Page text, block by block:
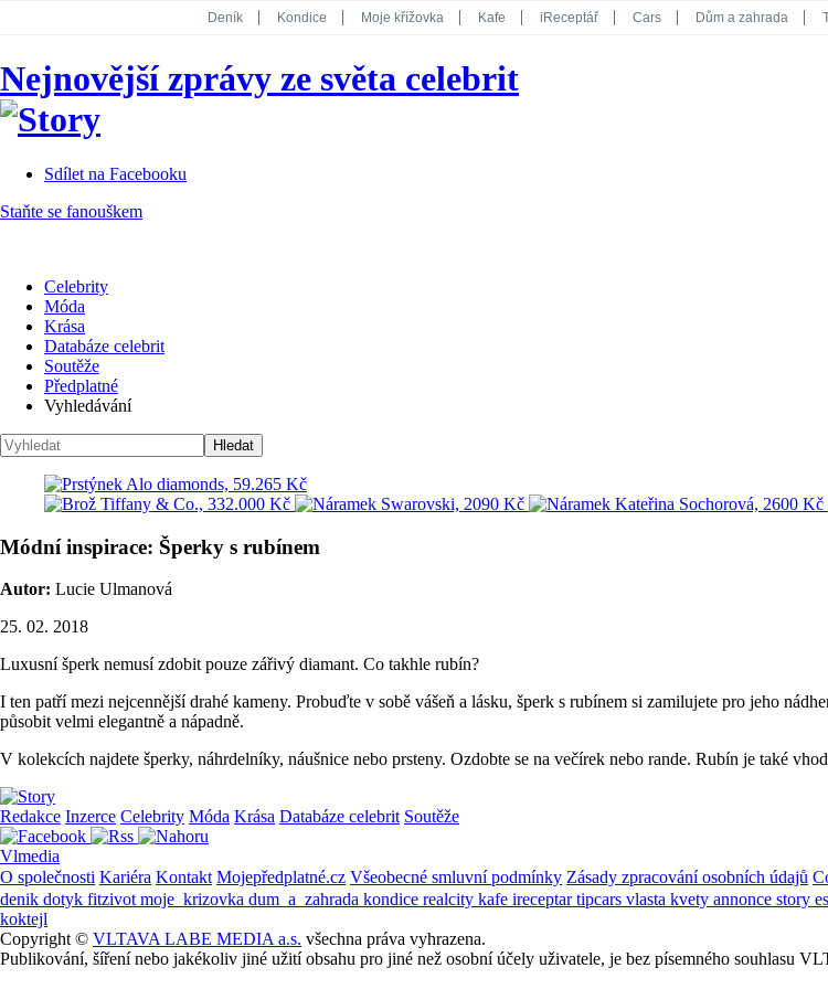
Deník Kondice Moje křížovka Kafe iReceptář Cars Dům a zahrada
Koktejl
Nejnovější zprávy ze světa celebrit
Sdílet na Facebooku
Staňte se fanouškem
Celebrity
Móda
Krása
Databáze celebrit
Soutěže
Předplatné
Vyhledávání
Módní inspirace: Šperky s rubínem
Autor: Lucie Ulmanová
25. 02. 2018
Luxusní šperk nemusí zdobit pouze zářivý diamant. Co takhle rubín?
I ten patří mezi nejcennější drahé kameny. Probuďte v sobě vášeň a lásku, šperk s rubínem si zamilujete pro jeho
působit velmi elegantně a nápadně.
V kolekcích najdete šperky, náhrdelníky, náušnice nebo prsteny. Ozdobte se na večírek nebo rande. Rubín je také
Redakce Inzerce Celebrity Móda Krása Databáze celebrit Soutěže
Vlmedia
O společnosti Kariéra Kontakt Mojepředplatné.cz Všeobecné smluvní podmínky Zásady zpracování osobních údajů
denik dotyk fitzivot moje_krizovka dum_a_zahrada kondice realcity kafe ireceptartipcars vlasta kvety annonce story
koktejl
Copyright © VLTAVA LABE MEDIA a.s. všechna práva vyhrazena.
Publikování, šíření nebo jakékoliv jiné užití obsahu pro jiné než osobní účely uživatele, je bez písemného souhlasu